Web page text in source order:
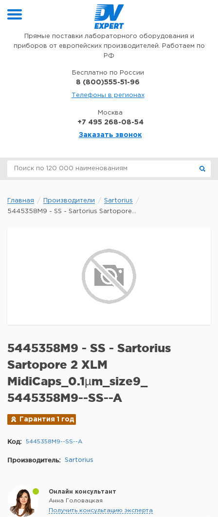
Прямые поставки лабораторного оборудования и
приборов от европейских производителей. Работаем по
РФ
Бесплатно по России
8 (800)555-51-96
Телефоны в регионах
Москва
+7 495 268-08-54
Заказать звонок
Главная Производители
Sartorius
5445358M9 - SS - Sartorius Sartopore...
5445358M9 - SS - Sartorius
Sartopore 2 XLM
MidiCaps_0.1µm_size9_
5445358M9--SS--A
Гарантия 1 год
Код: 5445358M9--SS--A
Производитель: Sartorius
Онлайн консультант
Анна Головацкая
Получить консультацию эксперта